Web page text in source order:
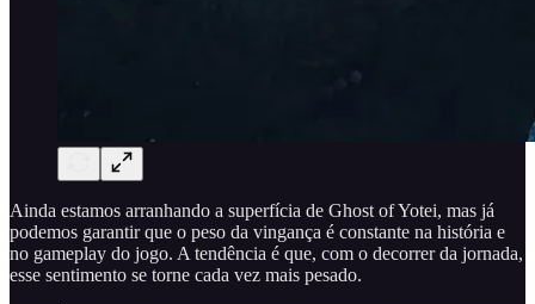
Ainda estamos arranhando a superfícia de Ghost of Yotei, mas já
podemos garantir que o peso da vingança é constante na história e
no gameplay do jogo. A tendência é que, com o decorrer da jornada,
esse sentimento se torne cada vez mais pesado.